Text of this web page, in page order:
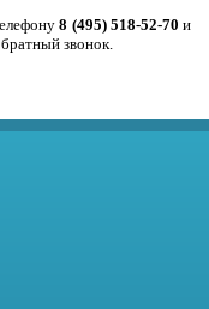
8 (495) 518-52-70 и
звонок.